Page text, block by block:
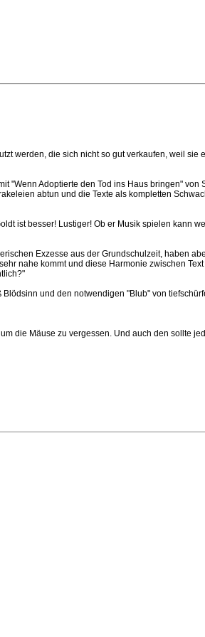
werden, die sich nicht so gut verkaufen, weil sie
Adoptierte den Tod ins Haus bringen" von
abtun und die Texte als kompletten
ist besser! Lustiger! Ob er Musik spielen kann
Exzesse aus der Grundschulzeit, haben
nahe kommt und diese Harmonie zwischen
und den notwendigen "Blub" von
die Mäuse zu vergessen. Und auch den sollte